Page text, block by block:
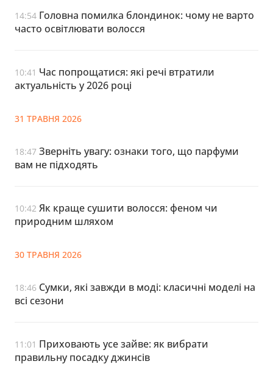
14:54 Головна помилка блондинок: чому не варто
часто освітлювати волосся
10:41 Час попрощатися: які речі втратили
актуальність у 2026 році
31 ТРАВНЯ 2026
18:47 Зверніть увагу: ознаки того, що парфуми
вам не підходять
10:42 Як краще сушити волосся: феном чи
природним шляхом
30 ТРАВНЯ 2026
18:46 Сумки, які завжди в моді: класичні моделі на
всі сезони
11:01 Приховають усе зайве: як вибрати
правильну посадку джинсів